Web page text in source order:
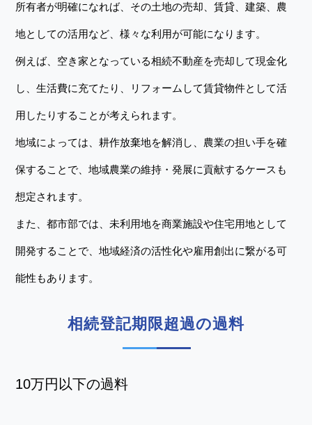
所有者が明確になれば、その土地の売却、賃貸、建築、農
地としての活用など、様々な利用が可能になります。
例えば、空き家となっている相続不動産を売却して現金化
し、生活費に充てたり、リフォームして賃貸物件として活
用したりすることが考えられます。
地域によっては、耕作放棄地を解消し、農業の担い手を確
保することで、地域農業の維持・発展に貢献するケースも
想定されます。
また、都市部では、未利用地を商業施設や住宅用地として
開発することで、地域経済の活性化や雇用創出に繋がる可
能性もあります。
相続登記期限超過の過料
10万円以下の過料